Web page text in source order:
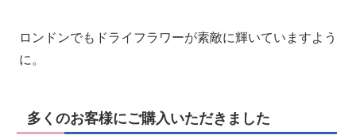
ロンドンでもドライフラワーが素敵に輝いていますよう
に。
多くのお客様にご購入いただきました